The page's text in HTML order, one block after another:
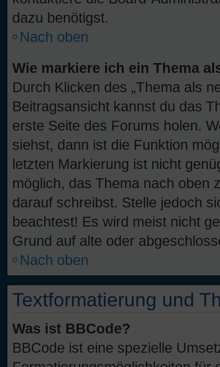
dazu benötigst.
Nach oben
Wie markiere ich ein Thema
Durch Klicken des „Thema als
Beitragsansicht kannst du das
erste Seite des Forums holen.
siehst, dann ist die Funktion
letzten Markierung ist nicht
möglich, das Thema nach oben
darauf schreibst. Stelle jedoch
beachtest! Es wird meist nicht
Grund auf alte oder
Nach oben
Textformatierung und
Was ist BBCode?
BBCode ist eine spezielle